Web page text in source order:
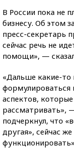
В России пока не
бизнесу. Об этом
пресс-секретарь
сейчас речь не
помощи», —
«Дальше какие-
формулироваться
аспектов,
рассматривать»,
подчеркнул, что
другая», сейчас